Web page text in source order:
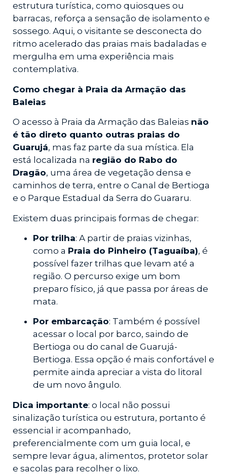
estrutura turística, como quiosques ou
barracas, reforça a sensação de isolamento e
sossego. Aqui, o visitante se desconecta do
ritmo acelerado das praias mais badaladas e
mergulha em uma experiência mais
contemplativa.
Como chegar à Praia da Armação das
Baleias
O acesso à Praia da Armação das Baleias não
é tão direto quanto outras praias do
Guarujá, mas faz parte da sua mística. Ela
está localizada na região do Rabo do
Dragão, uma área de vegetação densa e
caminhos de terra, entre o Canal de Bertioga
e o Parque Estadual da Serra do Guararu.
Existem duas principais formas de chegar:
Por trilha: A partir de praias vizinhas,
como a Praia do Pinheiro (Taguaíba), é
possível fazer trilhas que levam até a
região. O percurso exige um bom
preparo físico, já que passa por áreas de
mata.
Por embarcação: Também é possível
acessar o local por barco, saindo de
Bertioga ou do canal de Guarujá-
Bertioga. Essa opção é mais confortável e
permite ainda apreciar a vista do litoral
de um novo ângulo.
Dica importante: o local não possui
sinalização turística ou estrutura, portanto é
essencial ir acompanhado,
preferencialmente com um guia local, e
sempre levar água, alimentos, protetor solar
e sacolas para recolher o lixo.